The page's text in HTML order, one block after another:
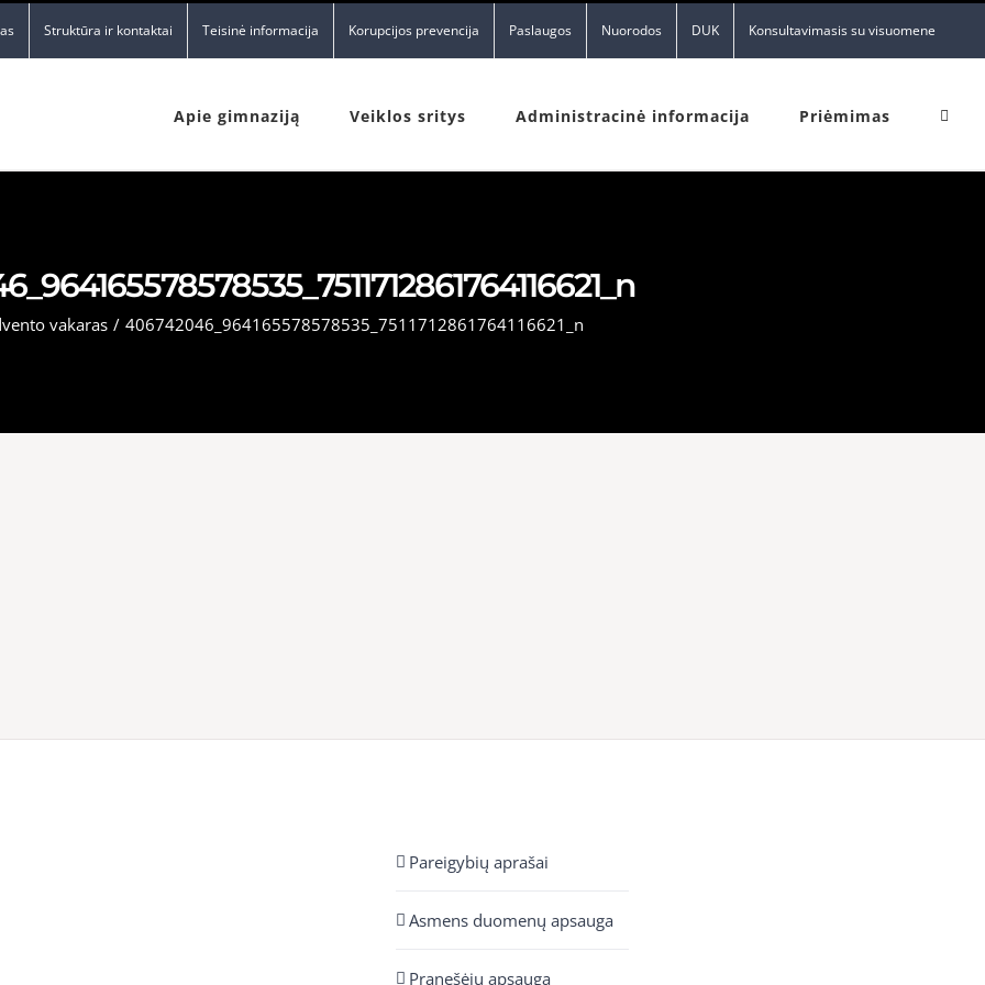
Struktūra ir kontaktai Teisinė informacija Korupcijos prevencija Paslaugos Nuorodos DUK Konsultavimasis su visuomene
Apie gimnaziją Veiklos sritys Administracinė informacija Priėmimas
vakaras / 406742046_964165578578535_7511712861764116621_n
Pareigybių aprašai
Asmens duomenų apsauga
Pranešėjų apsauga